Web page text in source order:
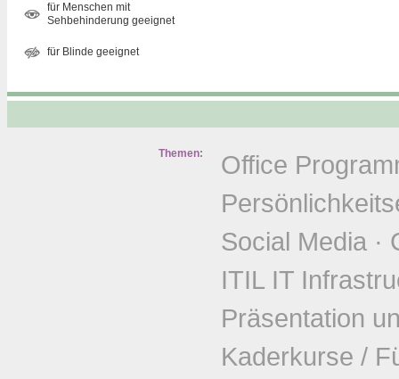
für Menschen mit
Sehbehinderung geeignet
für Blinde geeignet
Themen:
Office
Social Media ·
ITIL IT
Präsentation
Kaderkurse /